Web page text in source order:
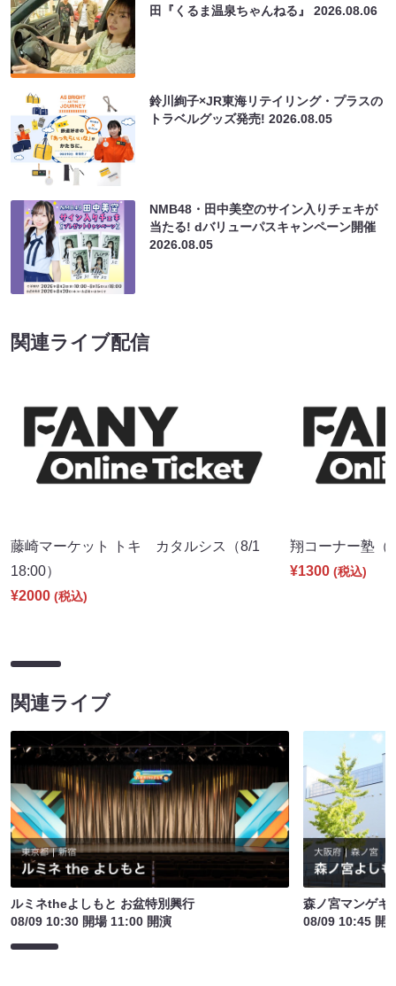
田『くるま温泉ちゃんねる』2026.08.06
鈴川絢子×JR東海リテイリング・プラスの
トラベルグッズ発売!2026.08.05
NMB48・田中美空のサイン入りチェキが
当たる! dバリューパスキャンペーン開催
2026.08.05
関連ライブ配信
藤崎マーケット トキ カタルシス（8/1
18:00）
¥2000 (税込)
翔コーナー塾
¥1300 (税込)
関連ライブ
ルミネtheよしもと お盆特別興行
08/09 10:30 開場 11:00 開演
森ノ宮マンゲキ
08/09 10:45 開